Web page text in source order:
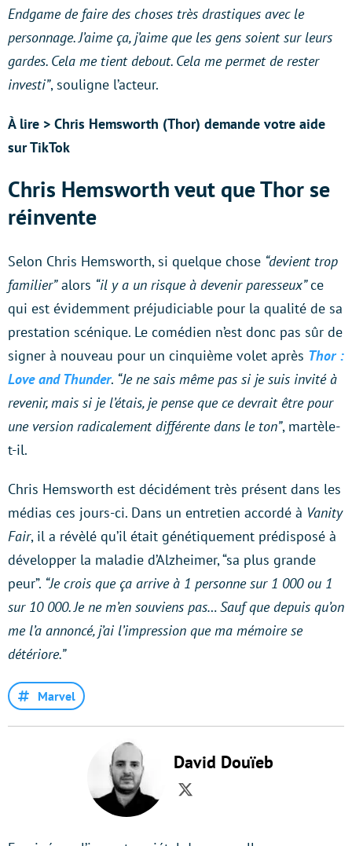
Endgame de faire des choses très drastiques avec le
personnage. J’aime ça, j’aime que les gens soient sur leurs
gardes. Cela me tient debout. Cela me permet de rester
investi”, souligne l’acteur.
À lire > Chris Hemsworth (Thor) demande votre aide
sur TikTok
Chris Hemsworth veut que Thor se
réinvente
Selon Chris Hemsworth, si quelque chose “devient trop
familier”alors “il y a un risque à devenir paresseux”ce
qui est évidemment préjudiciable pour la qualité de sa
prestation scénique. Le comédien n’est donc pas sûr de
signer à nouveau pour un cinquième volet après Thor :
Love and Thunder. “Je ne sais même pas si je suis invité à
revenir, mais si je l’étais, je pense que ce devrait être pour
une version radicalement différente dans le ton”, martèle-
t-il.
Chris Hemsworth est décidément très présent dans les
médias ces jours-ci. Dans un entretien accordé à Vanity
Fair, il a révèlé qu’il était génétiquement prédisposé à
développer la maladie d’Alzheimer, “sa plus grande
peur”. “Je crois que ça arrive à 1 personne sur 1 000 ou 1
sur 10 000. Je ne m’en souviens pas… Sauf que depuis qu’on
me l’a annoncé, j’ai l’impression que ma mémoire se
détériore.”
Marvel
David Douïeb
Twitter